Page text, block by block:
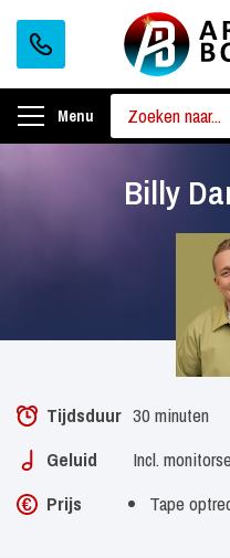
Menu
Billy
Tijdsduur 30 minuten
Geluid
Incl.
Prijs
Tape